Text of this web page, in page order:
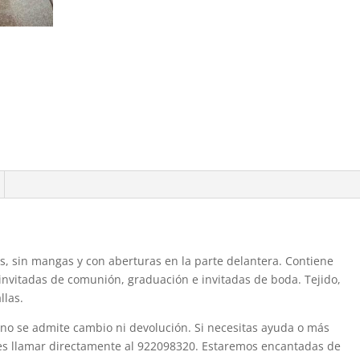
sin mangas y con aberturas en la parte delantera. Contiene
de comunión, graduación e invitadas de boda. Tejido,
se admite cambio ni devolución. Si necesitas ayuda o más
directamente al 922098320. Estaremos encantadas de